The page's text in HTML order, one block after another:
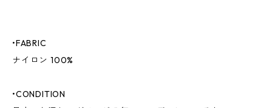
•FABRIC
ナイロン 100%
•CONDITION